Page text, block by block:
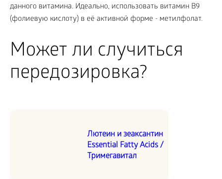
данного витамина. Идеально, использовать витамин В9
(фолиевую кислоту) в её активной форме - метилфолат.
Может ли случиться
передозировка?
Лютеин и зеаксантин
Essential Fatty Acids /
Тримегавитал